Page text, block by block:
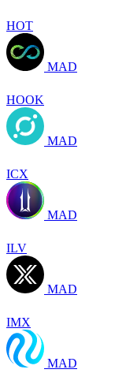
HOT
MAD
HOOK
MAD
ICX
MAD
ILV
MAD
IMX
MAD